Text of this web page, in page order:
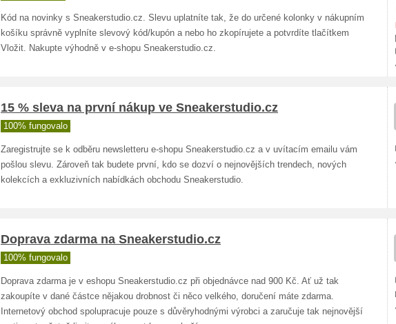
Kód na novinky s Sneakerstudio.cz. Slevu uplatníte tak, že do určené kolonky v nákupním
košíku správně vyplníte slevový kód/kupón a nebo ho zkopírujete a potvrdíte tlačítkem
Vložit. Nakupte výhodně v e-shopu Sneakerstudio.cz.
15 % sleva na první nákup ve Sneakerstudio.cz
100% fungovalo
Zaregistrujte se k odběru newsletteru e-shopu Sneakerstudio.cz a v uvítacím emailu vám
pošlou slevu. Zároveň tak budete první, kdo se dozví o nejnovějších trendech, nových
kolekcích a exkluzivních nabídkách obchodu Sneakerstudio.
Doprava zdarma na Sneakerstudio.cz
100% fungovalo
Doprava zdarma je v eshopu Sneakerstudio.cz při objednávce nad 900 Kč. Ať už tak
zakoupíte v dané částce nějakou drobnost či něco velkého, doručení máte zdarma.
Internetový obchod spolupracuje pouze s důvěryhodnými výrobci a zaručuje tak nejnovější